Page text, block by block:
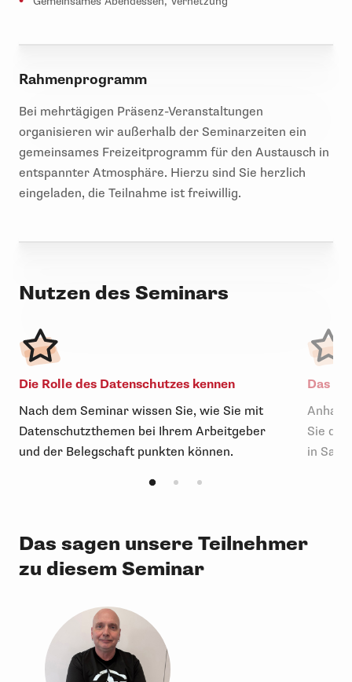
Rahmenprogramm
Bei mehrtägigen Präsenz-Veranstaltungen
organisieren wir außerhalb der Seminarzeiten ein
gemeinsames Freizeitprogramm für den Austausch in
entspannter Atmosphäre. Hierzu sind Sie herzlich
eingeladen, die Teilnahme ist freiwillig.
Nutzen des Seminars
Die Rolle des Datenschutzes kennen
Nach dem Seminar wissen Sie, wie Sie mit
Datenschutzthemen bei Ihrem Arbeitgeber
und der Belegschaft punkten können.
Das
Sie die
in
Das sagen unsere Teilnehmer
zu diesem Seminar